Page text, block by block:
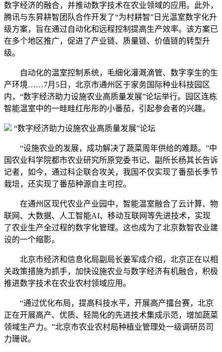
数字经济的融合，并推动数字技术在农业领域的应用。此外，
腾讯与东昇耕智团队合作开发了“为村耕智”日光温室数字化升
级方案，旨在通过自动化和远程控制提高生产效率。该方案已
在多个地区推广，促进了产业链、质量链、价值链的转型升
级。
自动化的温室控制系统，毛细化灌溉滴管、数字孪生的生
产环境……7月5日，北京市通州区于家务国际种业科技园区
内，“数字经济助力设施农业高质量发展”论坛举行。园区连栋
智能温室中的一畦畦红彤彤的小番茄，引起参会者的兴趣。
“数字经济助力设施农业高质量发展”论坛
“设施农业的发展，成功解决了蔬菜周年供给的难题。”中
国农业科学院都市农业研究所原党委书记、副所长杨其长告诉
记者，如今，通过科企联合攻关，我国不仅实现了番茄长季节
栽培，还实现了番茄种源自主可控。
在通州区现代农业产业园中，智能温室融合了云计算、物
联网、大数据、人工智能AI、移动互联网等先进技术，实现
了农业生产全过程的数字化管理。这也成为了北京数智农业建
设的一个缩影。
北京市经济和信息化局副局长姜军成介绍，北京正在以相
关政策措施为抓手，加快设施农业与数字经济有机融合，积极
推进数字技术在农业农村领域应用。
“通过优化布局，提高科技水平，开展高产擂台赛，北京
正在开展高产、优质、轻简化的先进技术集成示范，增加蔬菜
领域生产力。”北京市农业农村局种植业管理处一级调研员司
力珊说。